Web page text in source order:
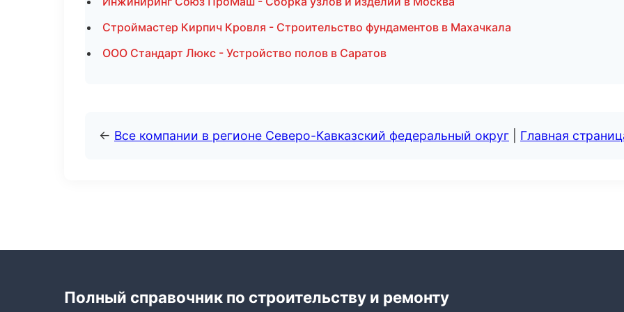
Строймастер Кирпич Кровля - Строительство фундаментов в Махачкала
ООО Стандарт Люкс - Устройство полов в Саратов
← Все компании в регионе Северо-Кавказский федеральный округ Главная
Полный справочник по строительству и ремонту